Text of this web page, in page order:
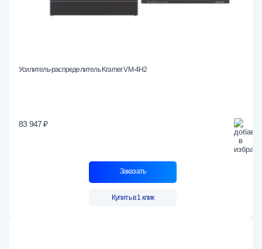
Усилитель-распределитель Kramer VM-4H2
83 947 ₽
Заказать
Купить в 1 клик